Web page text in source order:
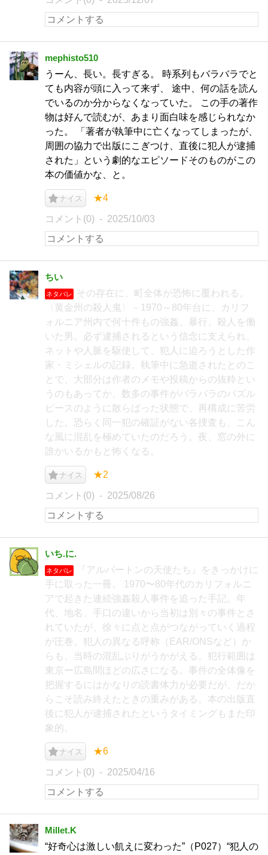
mephisto510
うーん、長い。長すぎる。 時系列もバラバラでと
ても内容が頭に入って来ず、 途中、何の話を読ん
でいるのか分からなくなっていた。 この手の著作
物は好んで読むが、あまり面白味を感じられなか
った。 「著者が執筆中に亡くなってしまったが、
周囲の協力で出版にこぎつけ、直後に犯人が逮捕
された」という劇的なエピソードそのものがこの
本の価値かな、と。
ナイス ★4
コメント(0) 2025/10/03
ちい
ネタバレ
その存在に、町全体が恐怖に覆われる。
〈黄金州の殺人鬼〉－1970～80年台に、カリフ
ォルニア州内で何十件もの強姦、暴行、殺人を働
いた男。必ず逮捕されるという信念に支えられ、
ネットや人脈を駆使して、犯人に迫ろうとした作
家・ミシェルの記録。執筆中に急逝されたとのこ
とで、大部分は作者のメモや投稿からの抜粋とい
うのもあってか、数多の事件がバラバラのパズル
ピースのように散らばった状態で、再構成に苦労
した。恐らく同一犯の確証がない各捜査も、こん
な風に混乱を極めていたのだろう。夜、窓の外に
誰かいるかもと怖くなる。
ナイス ★2
コメント(0) 2025/08/26
いち.に.
ネタバレ
『アルパートンの天使たち』をきっかけに
手に取った一冊。 1970〜80年代のカリフォルニ
アで起きた連続強姦殺人事件を追った手記。年
代、地名、手口の違いから当初は別々の事件とさ
れていたが、徐々に点と点がつながっていく過程
が圧巻。犯人の異なる呼称（EAR/ONSなど）か
らも、当時の混乱ぶりがうかがえる。犯行範囲は
東京ー広島間ほどの広さになる。事件の全体像を
把握するにはかなりの読書体力が必要だが、だか
らこそ読み終えたときの重みがある。本の出版直
後に犯人が逮捕されたというタイミングもまた印
象的。
ナイス ★6
コメント(0) 2025/04/16
Millet.K
“好奇心は激しい飢えに変わった”（P027）“犯人の